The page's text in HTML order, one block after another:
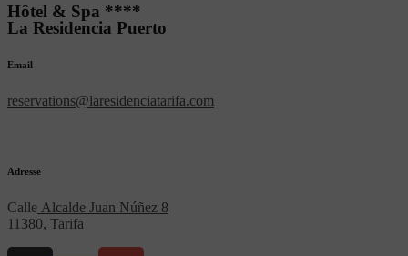
Hôtel & Spa ****
La Residencia Puerto
Email
reservations@laresidenciatarifa.com
Adresse
Calle Alcalde Juan Núñez 8
11380, Tarifa